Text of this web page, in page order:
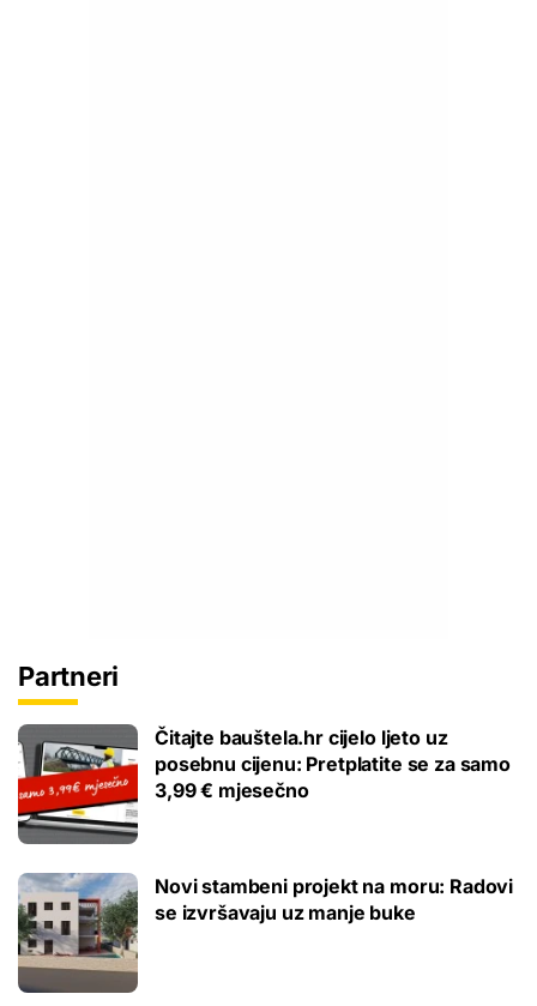
Partneri
Čitajte bauštela.hr cijelo ljeto uz
posebnu cijenu: Pretplatite se za samo
3,99 € mjesečno
Novi stambeni projekt na moru: Radovi
se izvršavaju uz manje buke